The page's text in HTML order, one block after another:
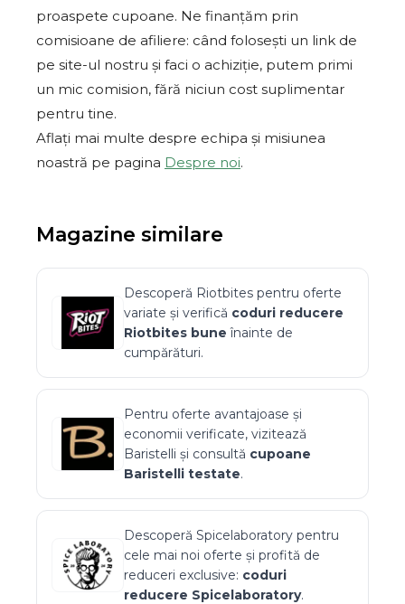
proaspete cupoane. Ne finanțăm prin
comisioane de afiliere: când folosești un link de
pe site-ul nostru și faci o achiziție, putem primi
un mic comision, fără niciun cost suplimentar
pentru tine.
Aflați mai multe despre echipa și misiunea
noastră pe pagina Despre noi.
Magazine similare
Descoperă Riotbites pentru oferte
variate și verifică coduri reducere
Riotbites bune înainte de
cumpărături.
Pentru oferte avantajoase și
economii verificate, vizitează
Baristelli și consultă cupoane
Baristelli testate.
Descoperă Spicelaboratory pentru
cele mai noi oferte și profită de
reduceri exclusive: coduri
reducere Spicelaboratory.